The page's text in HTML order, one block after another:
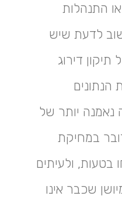
התנהלות
לדעת שיש
דירוג
הנתונים
נאמנה יותר של
במחיקת
בטעות, ולעיתים
שכבר אינו